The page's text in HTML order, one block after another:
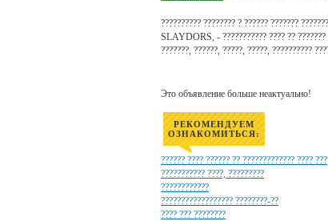
?????????? ???????? ? ?????? ???????
SLAYDORS, - ??????????? ???? ??
???????, ??????, ?????, ?????, ??????????
Это объявление больше неактуально!
РЕКОМЕНДУЕМ
ОЗНАКОМИТЬСЯ:
?????? ???? ?????? ?? ????????????? ???? ???
??????????? ????, ?????????
????????????
?????????????????? ????????-??
???? ??? ????????